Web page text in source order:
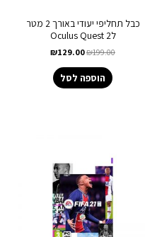
כבל תחליפי יעודי באורך 2 מטר
לOculus Quest 2
₪199.00
₪129.00
הוספה לסל